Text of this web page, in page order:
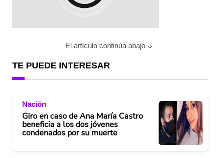
El artículo continúa abajo
TE PUEDE INTERESAR
Nación
Giro en caso de Ana María Castro
beneficia a los dos jóvenes
condenados por su muerte